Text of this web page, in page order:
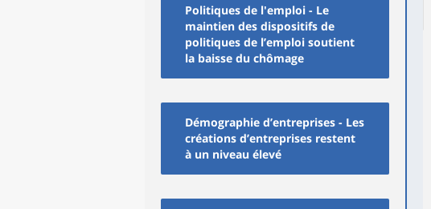
Politiques de l'emploi - Le
maintien des dispositifs de
politiques de l’emploi soutient
la baisse du chômage
Démographie d’entreprises - Les
créations d’entreprises restent
à un niveau élevé